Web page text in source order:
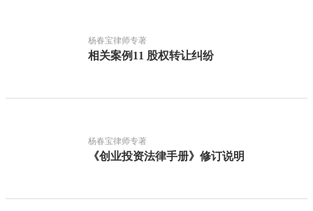
杨春宝律师专著
相关案例11 股权转让纠纷
杨春宝律师专著
《创业投资法律手册》修订说明